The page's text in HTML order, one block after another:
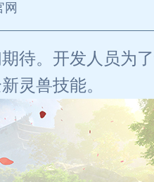
网
待。开发人员为
灵兽技能。